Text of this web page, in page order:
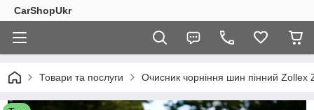
CarShopUkr
Товари та послуги Очисник чорніння шин пінний Zollex